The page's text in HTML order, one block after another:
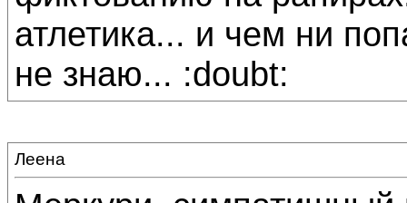
атлетика... и чем ни
не знаю... :doubt:
Леена